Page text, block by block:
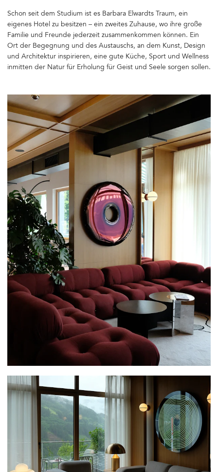
Schon seit dem Studium ist es Barbara Elwardts Traum, ein
eigenes Hotel zu besitzen – ein zweites Zuhause, wo ihre große
Familie und Freunde jederzeit zusammenkommen können. Ein
Ort der Begegnung und des Austauschs, an dem Kunst, Design
und Architektur inspirieren, eine gute Küche, Sport und Wellness
inmitten der Natur für Erholung für Geist und Seele sorgen sollen.